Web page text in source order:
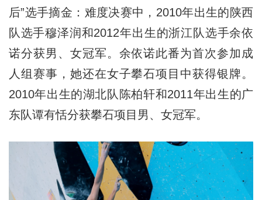
后”选手摘金：难度决赛中，2010年出生的陕西
队选手穆泽润和2012年出生的浙江队选手余依
诺分获男、女冠军。余依诺此番为首次参加成
人组赛事，她还在女子攀石项目中获得银牌。
2010年出生的湖北队陈柏轩和2011年出生的广
东队谭有恬分获攀石项目男、女冠军。